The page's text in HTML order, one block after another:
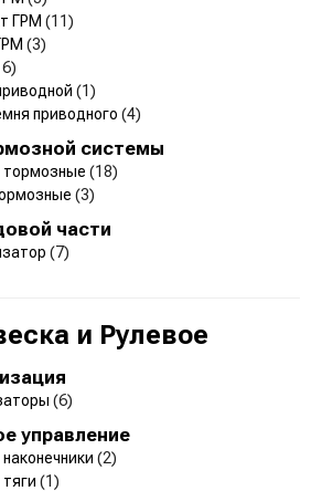
ГРМ (11)
(3)
(1)
приводного (4)
системы
тормозные (18)
(3)
части
(7)
и Рулевое
(6)
управление
(2)
(1)